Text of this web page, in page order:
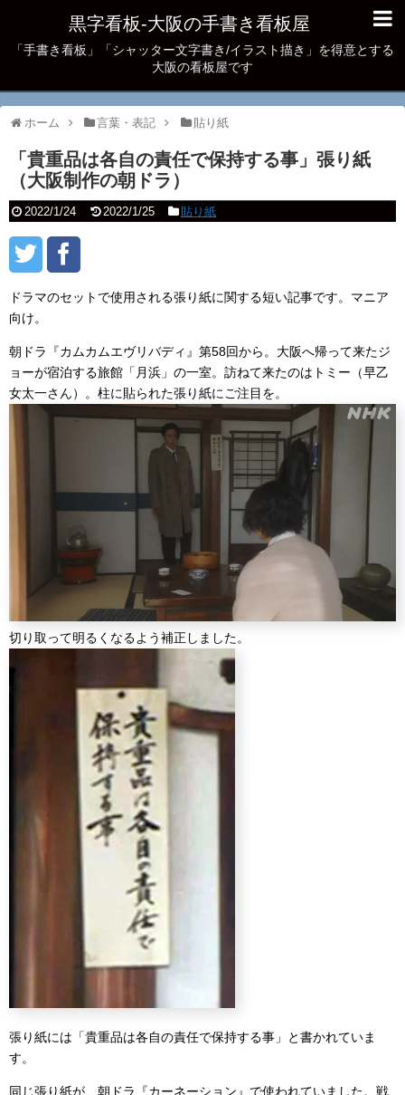
黒字看板‐大阪の手書き看板屋
「手書き看板」「シャッター文字書き/イラスト描き」を得意とする
大阪の看板屋です
ホーム 言葉・表記 貼り紙
「貴重品は各自の責任で保持する事」張り紙
（大阪制作の朝ドラ）
2022/1/24 2022/1/25 貼り紙
ドラマのセットで使用される張り紙に関する短い記事です。マニア
向け。
朝ドラ『カムカムエヴリバディ』第58回から。大阪へ帰って来たジ
ョーが宿泊する旅館「月浜」の一室。訪ねて来たのはトミー（早乙
女太一さん）。柱に貼られた張り紙にご注目を。
切り取って明るくなるよう補正しました。
張り紙には「貴重品は各自の責任で保持する事」と書かれていま
す。
同じ張り紙が、朝ドラ『カーネーション』で使われていました。戦